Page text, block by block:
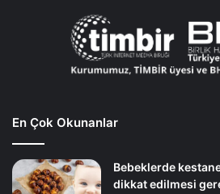
En Çok Okunanlar
Bebeklerde
dikkat edilmesi